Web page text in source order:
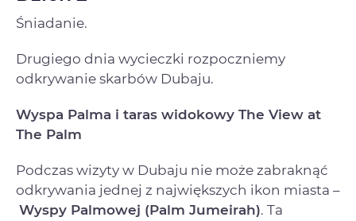
Śniadanie.
Drugiego dnia wycieczki rozpoczniemy
odkrywanie skarbów Dubaju.
Wyspa Palma i taras widokowy The View at
The Palm
Podczas wizyty w Dubaju nie może zabraknąć
odkrywania jednej z największych ikon miasta –
Wyspy Palmowej (Palm Jumeirah). Ta